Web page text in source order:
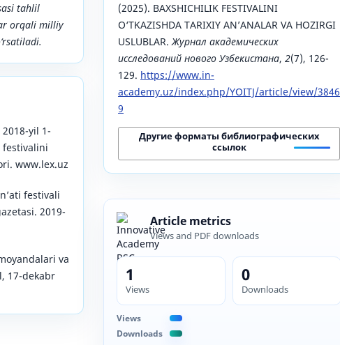
tahlil
orqali milliy
yil 1-
festivalini
www.lex.uz
festivali
2019-
va
17-dekabr
(2025). BAXSHICHILIK FESTIVALINI
O‘TKAZISHDA TARIXIY AN’ANALAR VA HOZIRGI
USLUBLAR.Журнал академических
исследований нового Узбекистана, 2(7), 126-
129. https://www.in-
academy.uz/index.php/YOITJ/article/view/3846
9
Другие форматы библиографических
ссылок
Article metrics
Views and PDF downloads
1
Views
0
Downloads
Views
Downloads